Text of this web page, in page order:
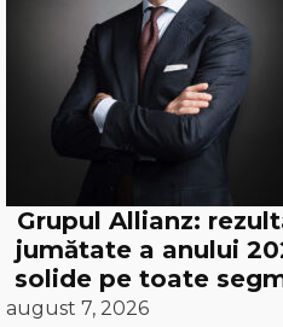
Grupul Allianz:
jumătate a anului
solide pe toate
august 7, 2026